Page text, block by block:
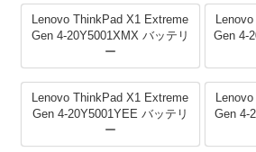
Lenovo ThinkPad X1 Extreme
Gen 4-20Y5001XMX バッテリ
ー
Gen 4-
Lenovo ThinkPad X1 Extreme
Gen 4-20Y5001YEE バッテリ
ー
Gen 4-